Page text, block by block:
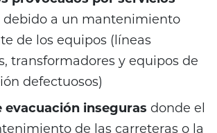
debido a un mantenimiento
de los equipos (líneas
transformadores y equipos de
defectuosos)
evacuación inseguras donde el
de las carreteras o la